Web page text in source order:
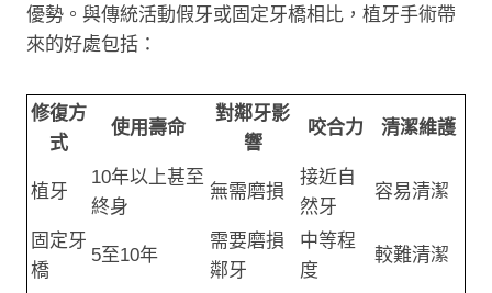
優勢。與傳統活動假牙或固定牙橋相比，植牙手術帶
來的好處包括：
修復方
式
使用壽命
對鄰牙影
響
咬合力 清潔維護
植牙
10年以上甚至
終身
無需磨損
接近自
然牙
容易清潔
固定牙
橋
5至10年
需要磨損
鄰牙
中等程
度
較難清潔